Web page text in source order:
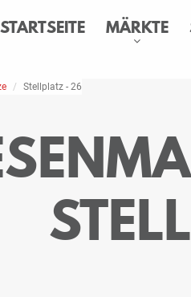
STARTSEITE MÄRKTE
Stellplatz - 26